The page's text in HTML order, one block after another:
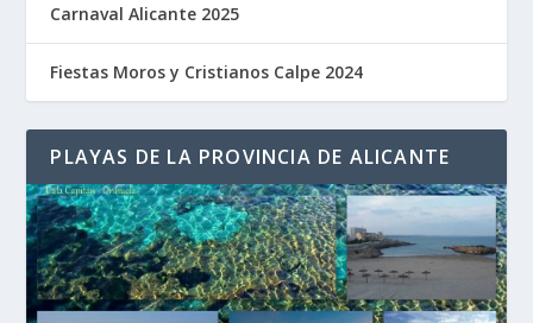
Carnaval Alicante 2025
Fiestas Moros y Cristianos Calpe 2024
PLAYAS DE LA PROVINCIA DE ALICANTE